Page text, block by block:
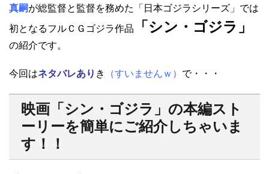
真嗣が総監督と監督を務めた「日本ゴジラシリーズ」では
初となるフルＣＧゴジラ作品
「シン・ゴジラ」
の紹介です。
今回はネタバレあり き （すいませんｗ） で・・・
映画「シン・ゴジラ」の本編スト
ーリーを簡単にご紹介しちゃいま
す！！